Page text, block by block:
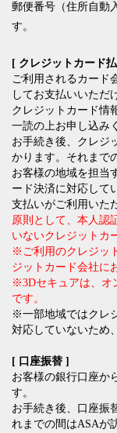
郵便番号（住所自動
す。
[ クレジットカード
ご利用されるカード
してお支払いいただ
クレジットカード情
一読の上お申し込み
お手続き後、クレジ
かります。それまで
お客様の地域を担当
ード決済に対応して
支払いがご利用いた
原則として、本人認
いないクレジットカ
※ご利用のクレジッ
ジットカード会社に
※3Dセキュアは、オ
です。
※一部地域ではクレ
対応していないため
[ 口座振替 ]
お客様の銀行口座か
す。
お手続き後、口座振
れまでの間はASAが